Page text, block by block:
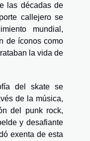
las décadas de
callejero se
mundial,
de íconos como
la vida de
del skate se
de la música,
del punk rock,
y desafiante
exenta de esta